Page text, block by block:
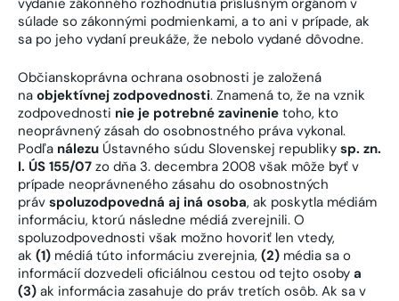
vydanie zákonného rozhodnutia príslušným orgánom v
súlade so zákonnými podmienkami, a to ani v prípade, ak
sa po jeho vydaní preukáže, že nebolo vydané dôvodne.
Občianskoprávna ochrana osobnosti je založená
na objektívnej zodpovednosti. Znamená to, že na vznik
zodpovednosti nie je potrebné zavinenie toho, kto
neoprávnený zásah do osobnostného práva vykonal.
Podľa nálezu Ústavného súdu Slovenskej republiky sp. zn.
I. ÚS 155/07 zo dňa 3. decembra 2008 však môže byť v
prípade neoprávneného zásahu do osobnostných
práv spoluzodpovedná aj iná osoba, ak poskytla médiám
informáciu, ktorú následne médiá zverejnili. O
spoluzodpovednosti však možno hovoriť len vtedy,
ak (1) médiá túto informáciu zverejnia, (2) média sa o
informácií dozvedeli oficiálnou cestou od tejto osoby a
(3) ak informácia zasahuje do práv tretích osôb. Ak sa v